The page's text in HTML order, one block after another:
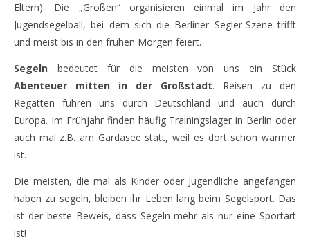
Eltern). Die „Großen“ organisieren einmal im Jahr den
Jugendsegelball, bei dem sich die Berliner Segler-Szene trifft
und meist bis in den frühen Morgen feiert.
Segeln bedeutet für die meisten von uns ein Stück
Abenteuer mitten in der Großstadt. Reisen zu den
Regatten führen uns durch Deutschland und auch durch
Europa. Im Frühjahr finden häufig Trainingslager in Berlin oder
auch mal z.B. am Gardasee statt, weil es dort schon wärmer
ist.
Die meisten, die mal als Kinder oder Jugendliche angefangen
haben zu segeln, bleiben ihr Leben lang beim Segelsport. Das
ist der beste Beweis, dass Segeln mehr als nur eine Sportart
ist!